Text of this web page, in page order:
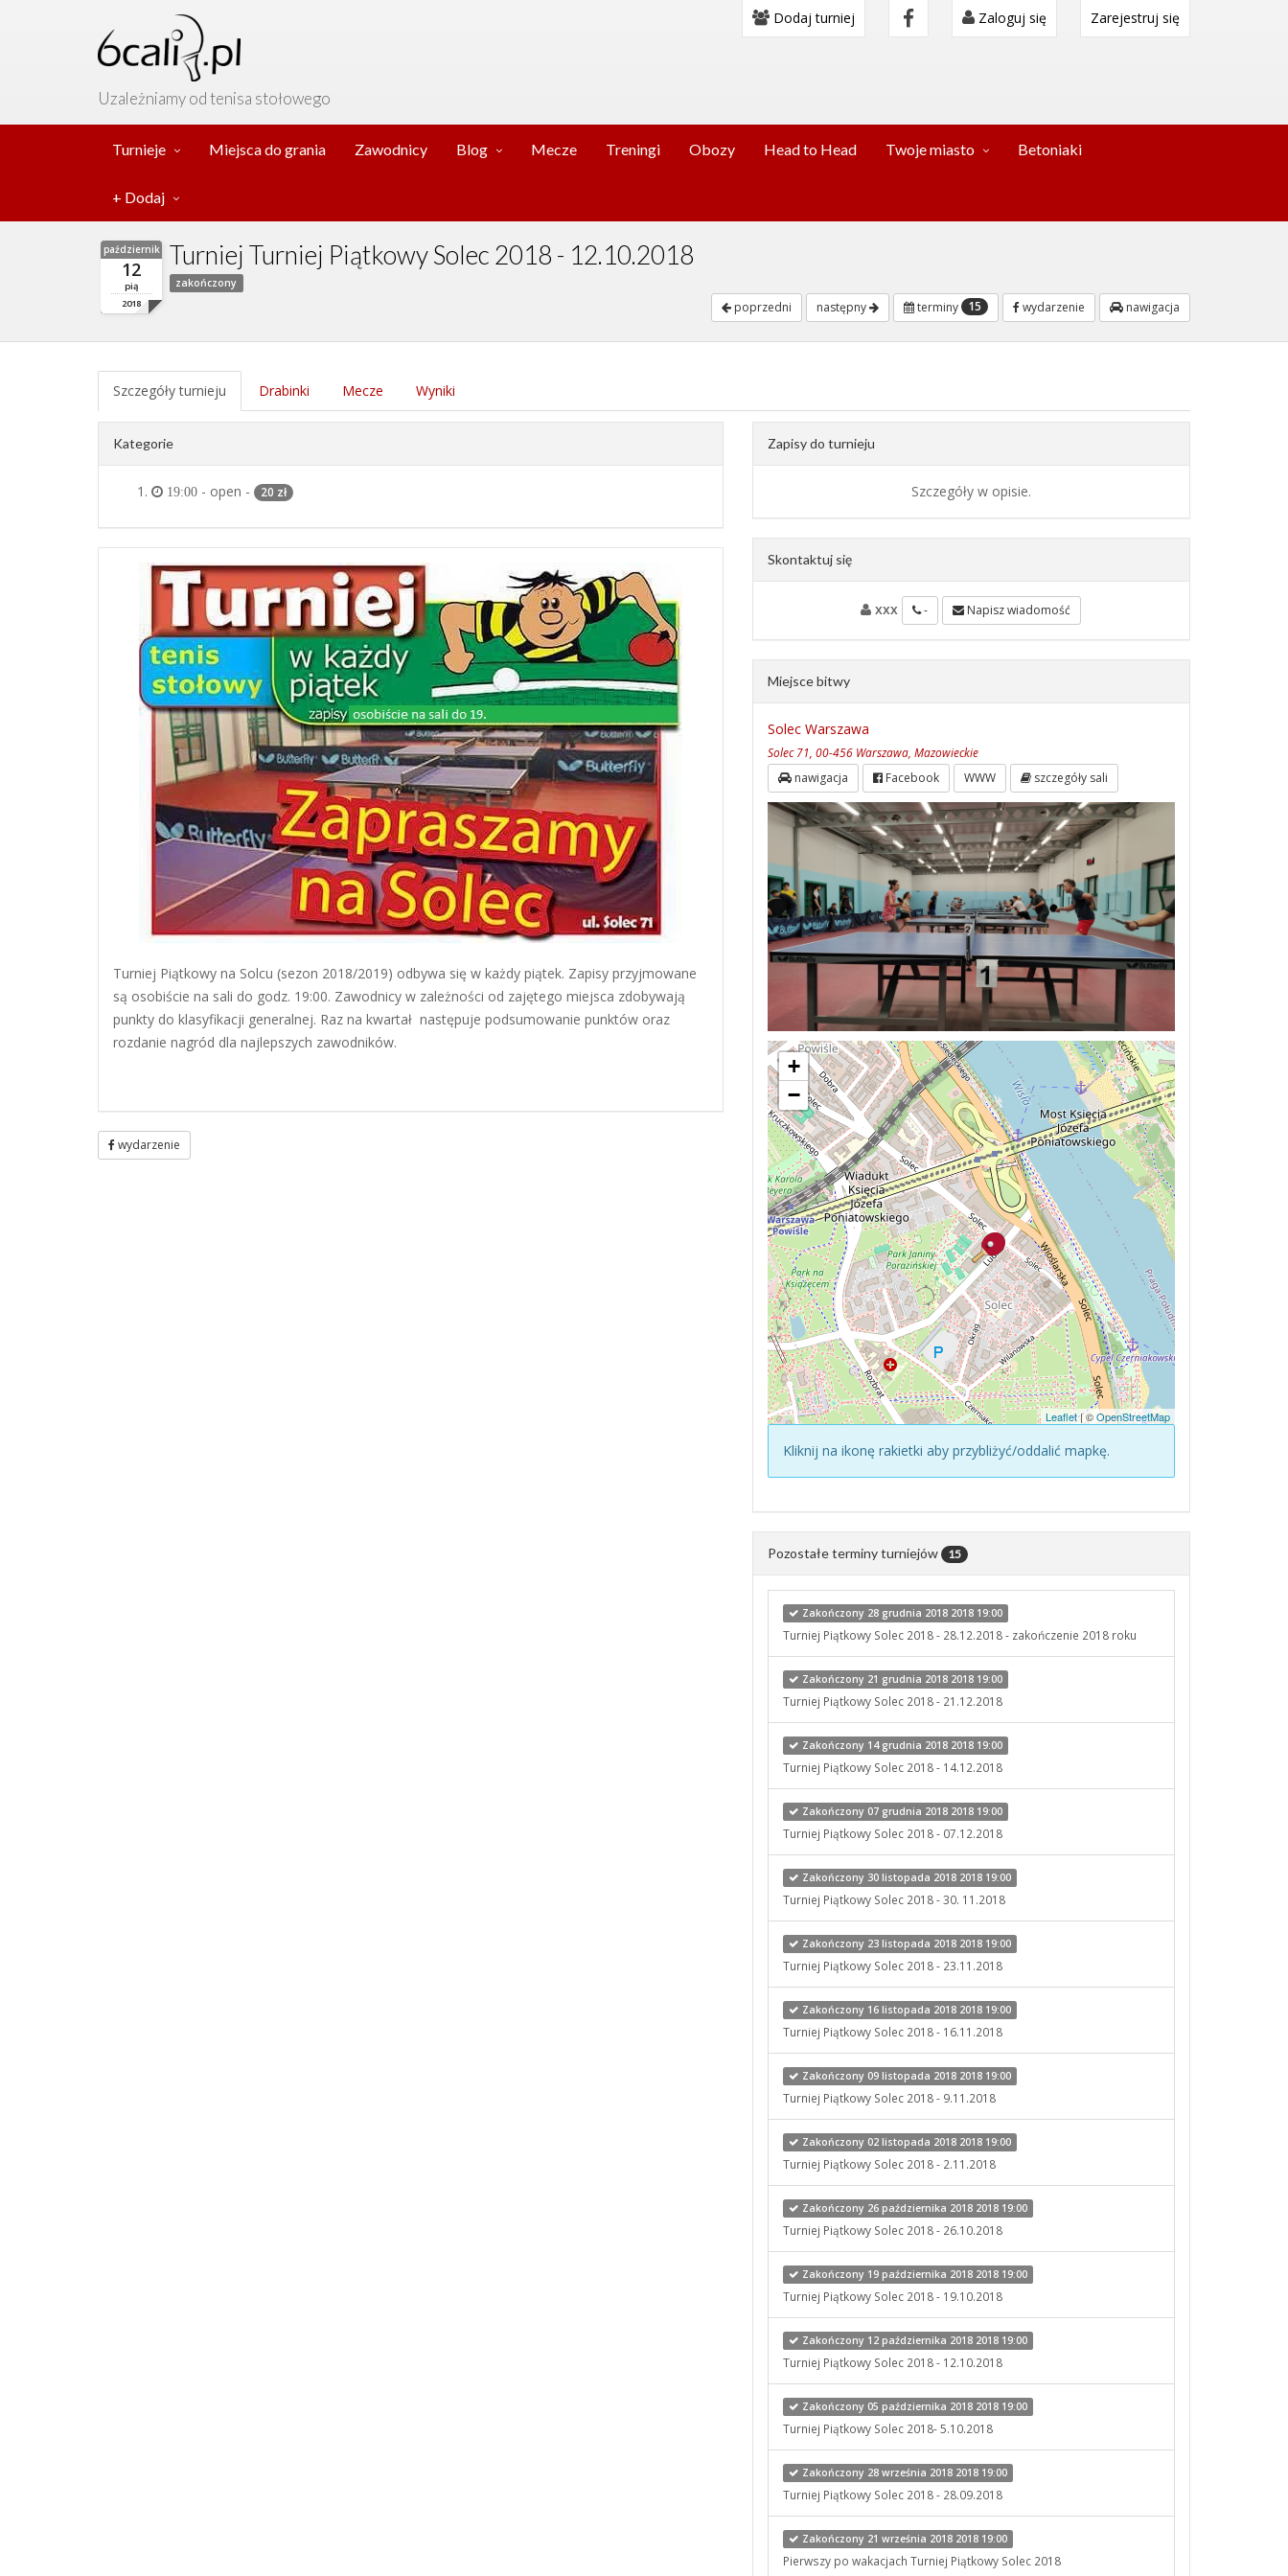
Uzależniamy od tenisa stołowego
Dodaj turniej Zaloguj się Zarejestruj się
Turnieje Miejsca do grania Zawodnicy Blog Mecze Treningi Obozy Head to Head Twoje miasto Betoniaki
+ Dodaj
październik
12
pią
2018
Turniej Turniej Piątkowy Solec 2018 - 12.10.2018
zakończony
poprzedni następny terminy 15 wydarzenie nawigacja
Szczegóły turnieju Drabinki Mecze Wyniki
Kategorie
19:00 - open - 20 zł
Turniej Piątkowy na Solcu (sezon 2018/2019) odbywa się w każdy piątek. Zapisy przyjmowane
są osobiście na sali do godz. 19:00. Zawodnicy w zależności od zajętego miejsca zdobywają
punkty do klasyfikacji generalnej. Raz na kwartał następuje podsumowanie punktów oraz
rozdanie nagród dla najlepszych zawodników.
wydarzenie
Zapisy do turnieju
Szczegóły w opisie.
Skontaktuj się
xxx - Napisz wiadomość
Miejsce bitwy
Solec Warszawa
Solec 71, 00-456 Warszawa, Mazowieckie
nawigacja Facebook WWW szczegóły sali
+
−
Leaflet| ©OpenStreetMap
Kliknij na ikonę rakietki aby przybliżyć/oddalić mapkę.
Pozostałe terminy turniejów 15
Zakończony 28 grudnia 2018 2018 19:00
Turniej Piątkowy Solec 2018 - 28.12.2018 - zakończenie 2018 roku
Zakończony 21 grudnia 2018 2018 19:00
Turniej Piątkowy Solec 2018 - 21.12.2018
Zakończony 14 grudnia 2018 2018 19:00
Turniej Piątkowy Solec 2018 - 14.12.2018
Zakończony 07 grudnia 2018 2018 19:00
Turniej Piątkowy Solec 2018 - 07.12.2018
Zakończony 30 listopada 2018 2018 19:00
Turniej Piątkowy Solec 2018 - 30. 11.2018
Zakończony 23 listopada 2018 2018 19:00
Turniej Piątkowy Solec 2018 - 23.11.2018
Zakończony 16 listopada 2018 2018 19:00
Turniej Piątkowy Solec 2018 - 16.11.2018
Zakończony 09 listopada 2018 2018 19:00
Turniej Piątkowy Solec 2018 - 9.11.2018
Zakończony 02 listopada 2018 2018 19:00
Turniej Piątkowy Solec 2018 - 2.11.2018
Zakończony 26 października 2018 2018 19:00
Turniej Piątkowy Solec 2018 - 26.10.2018
Zakończony 19 października 2018 2018 19:00
Turniej Piątkowy Solec 2018 - 19.10.2018
Zakończony 12 października 2018 2018 19:00
Turniej Piątkowy Solec 2018 - 12.10.2018
Zakończony 05 października 2018 2018 19:00
Turniej Piątkowy Solec 2018- 5.10.2018
Zakończony 28 września 2018 2018 19:00
Turniej Piątkowy Solec 2018 - 28.09.2018
Zakończony 21 września 2018 2018 19:00
Pierwszy po wakacjach Turniej Piątkowy Solec 2018